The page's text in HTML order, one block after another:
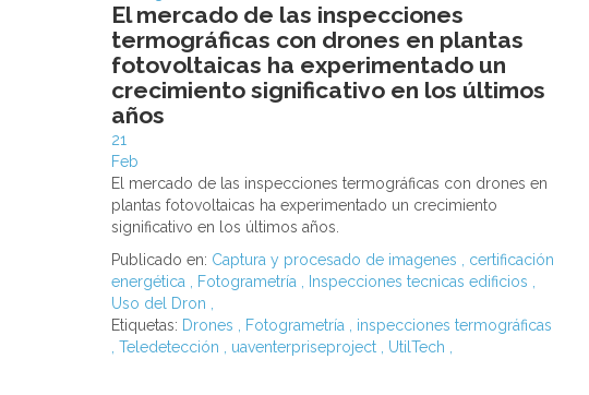
El mercado de las inspecciones
termográficas con drones en plantas
fotovoltaicas ha experimentado un
crecimiento significativo en los últimos
años
21
Feb
El mercado de las inspecciones termográficas con drones en
plantas fotovoltaicas ha experimentado un crecimiento
significativo en los últimos años.
Publicado en: Captura y procesado de imagenes
certificación
energética
Fotogrametría Inspecciones tecnicas edificios
Uso del Dron
Etiquetas: Drones Fotogrametría
inspecciones termográficas
Teledetección uaventerpriseproject UtilTech